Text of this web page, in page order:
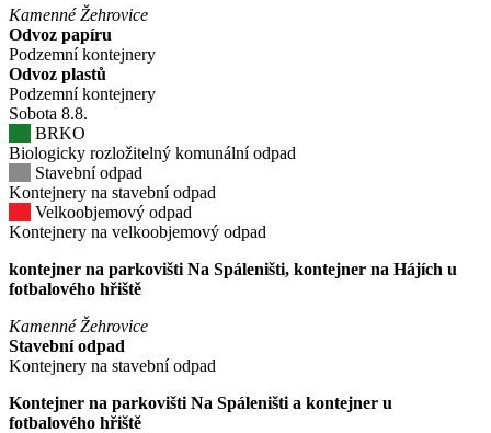
Kamenné Žehrovice
Odvoz papíru
Podzemní kontejnery
Odvoz plastů
Podzemní kontejnery
Sobota 8.8.
BRKO
Biologicky rozložitelný komunální odpad
Stavební odpad
Kontejnery na stavební odpad
Velkoobjemový odpad
Kontejnery na velkoobjemový odpad
kontejner na parkovišti Na Spáleništi, kontejner na Hájích u
fotbalového hřiště
Kamenné Žehrovice
Stavební odpad
Kontejnery na stavební odpad
Kontejner na parkovišti Na Spáleništi a kontejner u
fotbalového hřiště